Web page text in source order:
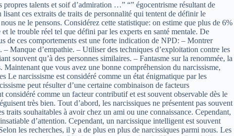
talents et soif d’admiration …” “” égocentrisme résultant de
ces extraits de traits de personnalité qui tentent de définir le
ne le pensons. Considérez cette statistique: on estime que plus de 6%
le trouble réel tel que défini par les experts en santé mentale. De
de ces comportements est une forte indication de NPD: – Montrer
Manque d’empathie. – Utiliser des techniques d’exploitation contre les
souvent qu’à des personnes similaires. – Fantasme sur la renommée, la
que vous avez une bonne compréhension du narcissisme,
Le narcissisme est considéré comme un état énigmatique par les
peut résulter d’une certaine combinaison de facteurs
considéré comme un facteur contributif et est souvent observable dès le
très bien. Tout d’abord, les narcissiques ne présentent pas souvent
souhaitables à avoir chez un ami ou une connaissance. Cependant,
d’attention. Cependant, un narcissique intelligent est souvent
les recherches, il y a de plus en plus de narcissiques parmi nous. Les